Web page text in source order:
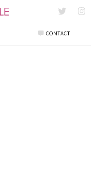
CONTACT